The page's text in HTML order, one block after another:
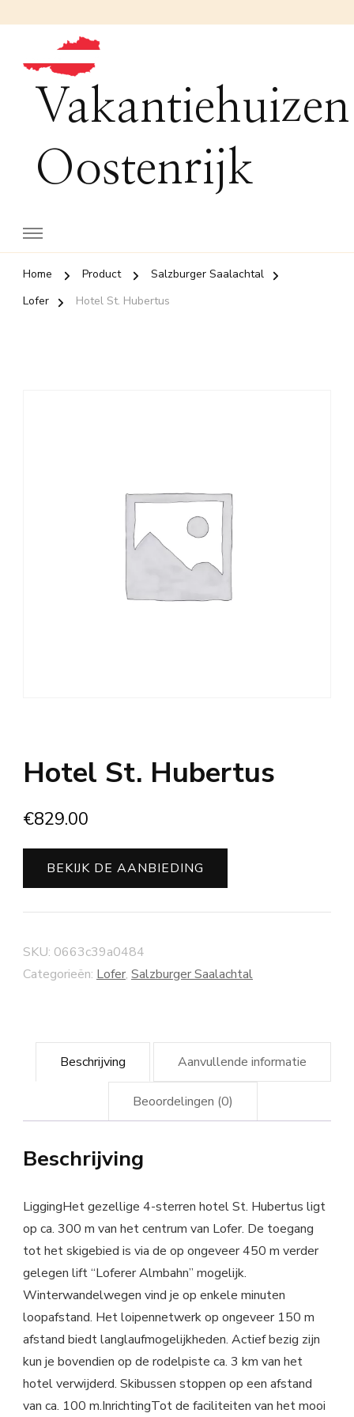
Vakantiehuizen
Oostenrijk
Home Product
Salzburger Saalachtal
Lofer
Hotel St. Hubertus
Hotel St. Hubertus
€829.00
BEKIJK DE AANBIEDING
SKU: 0663c39a0484
Categorieën: Lofer, Salzburger Saalachtal
Beschrijving Aanvullende informatie
Beoordelingen (0)
Beschrijving
LiggingHet gezellige 4-sterren hotel St. Hubertus ligt
op ca. 300 m van het centrum van Lofer. De toegang
tot het skigebied is via de op ongeveer 450 m verder
gelegen lift “Loferer Almbahn” mogelijk.
Winterwandelwegen vind je op enkele minuten
loopafstand. Het loipennetwerk op ongeveer 150 m
afstand biedt langlaufmogelijkheden. Actief bezig zijn
kun je bovendien op de rodelpiste ca. 3 km van het
hotel verwijderd. Skibussen stoppen op een afstand
van ca. 100 m.InrichtingTot de faciliteiten van het mooi